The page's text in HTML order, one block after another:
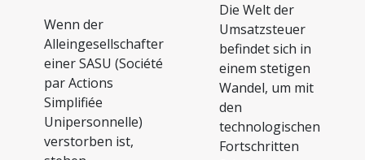
Wenn der
Alleingesellschafter
einer SASU (Société
par Actions
Simplifiée
Unipersonnelle)
verstorben ist,
Die Welt der
Umsatzsteuer
befindet sich in
einem stetigen
Wandel, um mit
den
technologischen
Fortschritten